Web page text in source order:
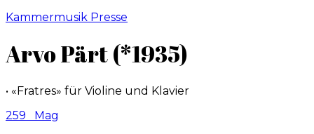
Kammermusik Presse
Arvo Pärt (*1935)
• «Fratres» für Violine und Klavier
259
Mag